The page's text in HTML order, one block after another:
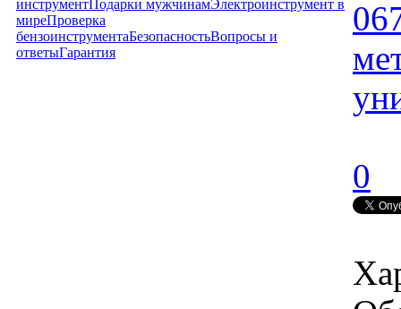
инструментПодарки мужчинамЭлектроинструмент в
миреПроверка
бензоинструментаБезопасностьВопросы и
ответыГарантия
0